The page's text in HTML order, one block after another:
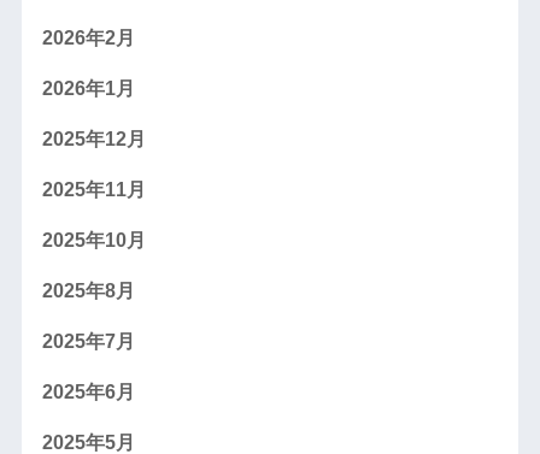
2026年2月
2026年1月
2025年12月
2025年11月
2025年10月
2025年8月
2025年7月
2025年6月
2025年5月